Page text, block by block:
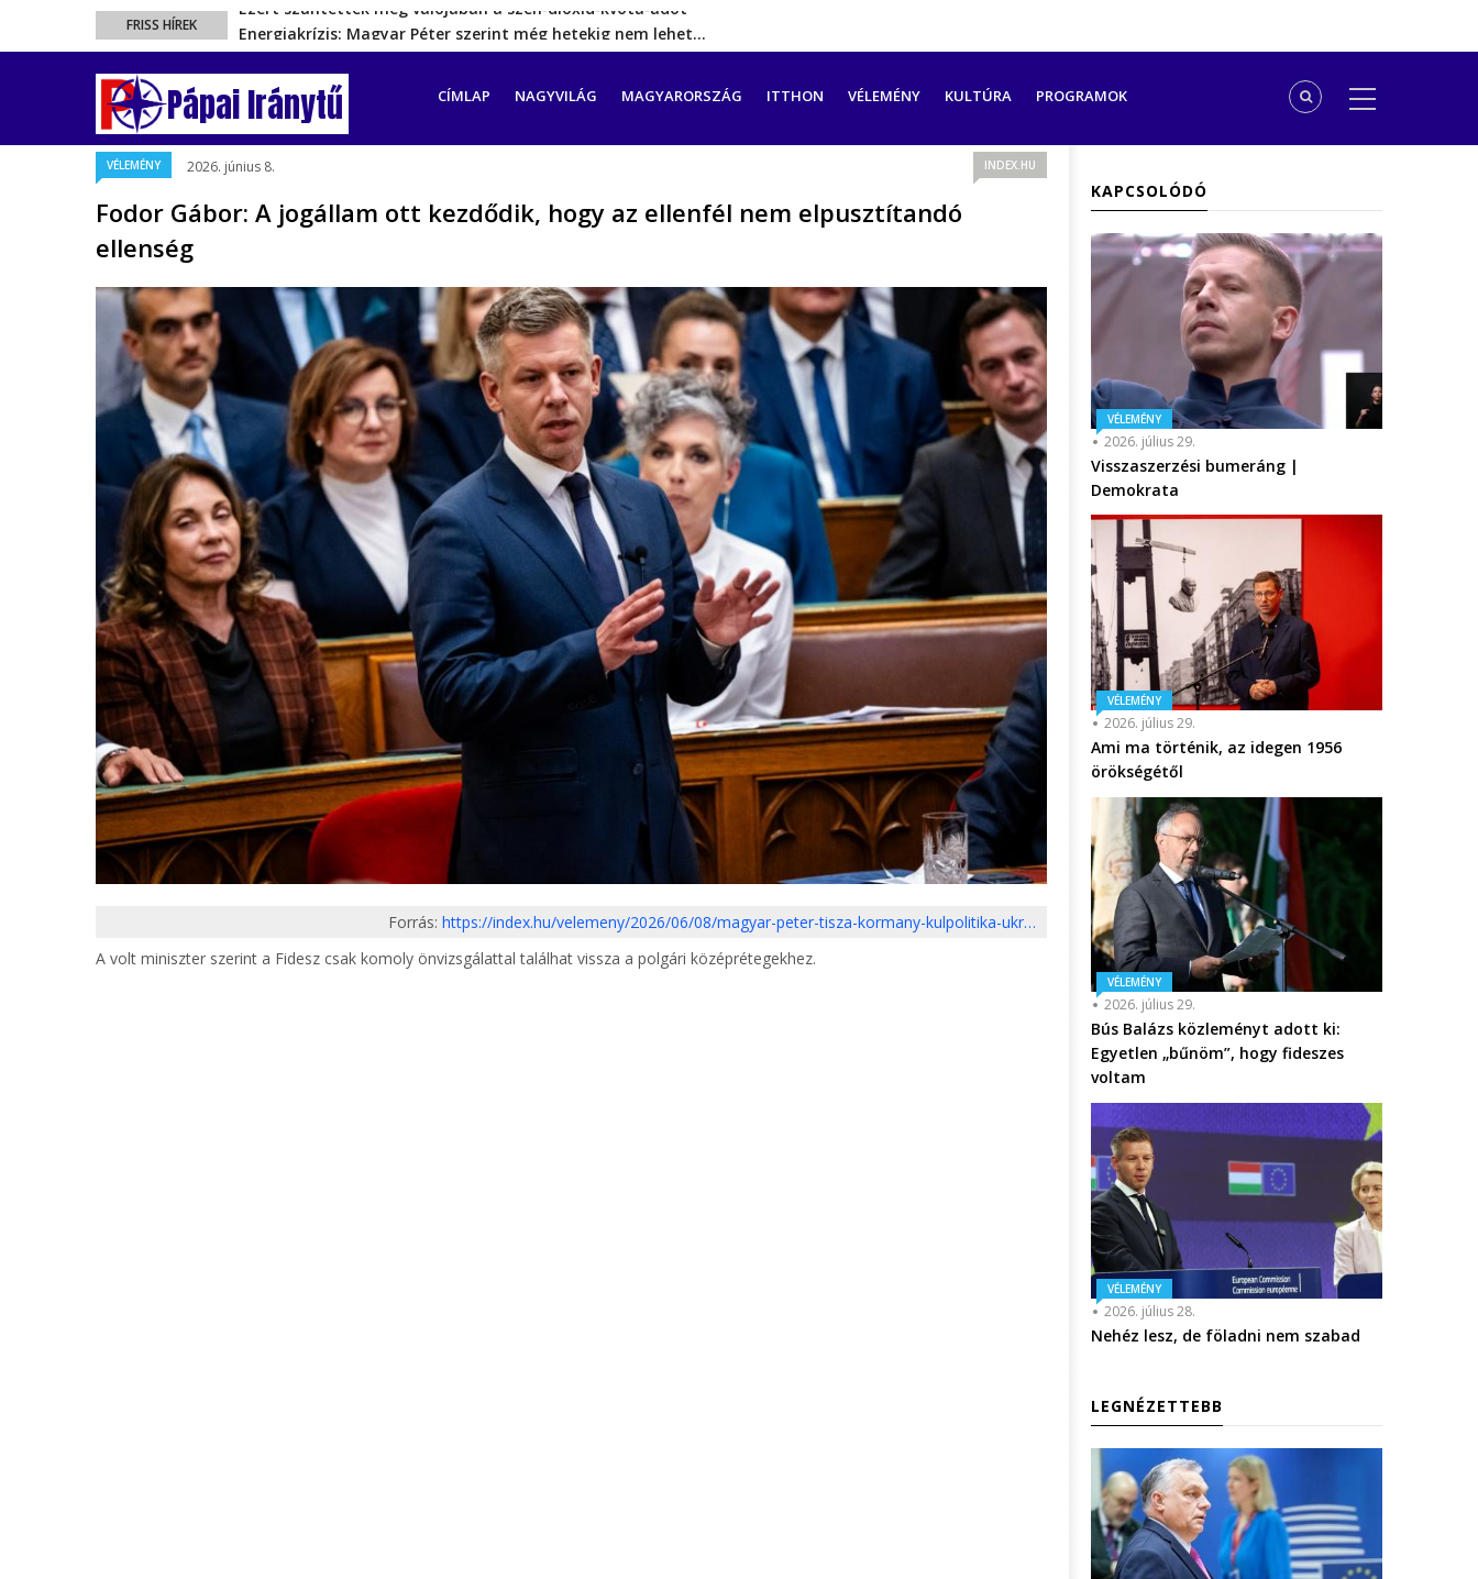
FRISS HÍREK
Energiakrízis: Magyar Péter szerint még hetekig nem lehet…
A spanyol enklávét elárasztják a tengeren érkező migránsok
Rétvári Bence: Magyar Péter gőzerővel hátrál ki a tanároknak tett…
Magyar Péter rendkívüli bejelentést tett, energia-krízishelyzet jöhet…
Ezért szüntették meg valójában a szén‑dioxid‑kvóta‑adót
Pápai Iránytű
FŐ
CÍMLAP NAGYVILÁG MAGYARORSZÁG ITTHON VÉLEMÉNY KULTÚRA PROGRAMOK
VÉLEMÉNY 2026. június 8. INDEX.HU
Fodor Gábor: A jogállam ott kezdődik, hogy az ellenfél nem elpusztítandó
ellenség
Forrás: https://index.hu/velemeny/2026/06/08/magyar-peter-tisza-kormany-kulpolitika-ukr…
A volt miniszter szerint a Fidesz csak komoly önvizsgálattal találhat vissza a polgári középrétegekhez.
KAPCSOLÓDÓ
VÉLEMÉNY
2026. július 29.
Visszaszerzési bumeráng |
Demokrata
VÉLEMÉNY
2026. július 29.
Ami ma történik, az idegen 1956
örökségétől
VÉLEMÉNY
2026. július 29.
Bús Balázs közleményt adott ki:
Egyetlen „bűnöm”, hogy fideszes
voltam
VÉLEMÉNY
2026. július 28.
Nehéz lesz, de föladni nem szabad
LEGNÉZETTEBB